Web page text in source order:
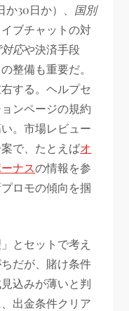
か30日か）、 国別
イブチャットの対
応や決済手段
整備も重要だ。
する。ヘルプセ
ンページの規約
。市場レビュー
で、たとえばオ
ナスの情報を参
ロモの傾向を掴
とセットで考え
だが、賭け条件
込みが薄いと判
出金条件クリア